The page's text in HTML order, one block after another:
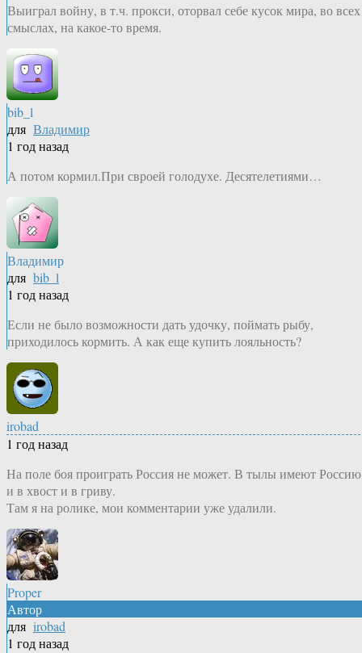
Выиграл войну, в т.ч. прокси, оторвал себе кусок мира, во всех
смыслах, на какое-то время.
bib_l
для Владимир
1 год назад
А потом кормил.При свроей голодухе. Десятелетиями…
Владимир
для bib_l
1 год назад
Если не было возможности дать удочку, поймать рыбу,
приходилось кормить. А как еще купить лояльность?
irobad
1 год назад
На поле боя проиграть Россия не может. В тылы имеют Россию
и в хвост и в гриву.
Там я на ролике, мои комментарии уже удалили.
Proper
Автор
для irobad
1 год назад